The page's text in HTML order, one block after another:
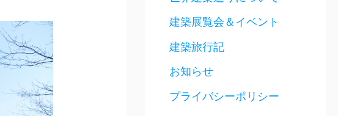
建築展覧会＆イベント
建築旅行記
お知らせ
プライバシーポリシー